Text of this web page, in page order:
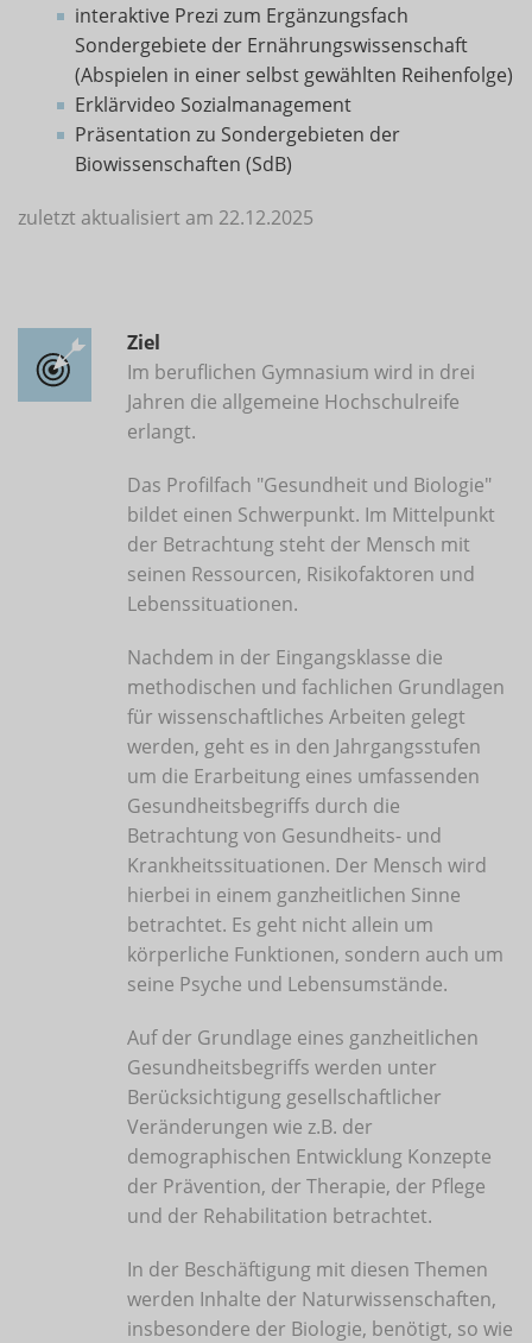
interaktive Prezi zum Ergänzungsfach
Sondergebiete der Ernährungswissenschaft
(Abspielen in einer selbst gewählten Reihenfolge)
Erklärvideo Sozialmanagement
Präsentation zu Sondergebieten der
Biowissenschaften (SdB)
zuletzt aktualisiert am 22.12.2025
Ziel
Im beruflichen Gymnasium wird in drei
Jahren die allgemeine Hochschulreife
erlangt.
Das Profilfach "Gesundheit und Biologie"
bildet einen Schwerpunkt. Im Mittelpunkt
der Betrachtung steht der Mensch mit
seinen Ressourcen, Risikofaktoren und
Lebenssituationen.
Nachdem in der Eingangsklasse die
methodischen und fachlichen Grundlagen
für wissenschaftliches Arbeiten gelegt
werden, geht es in den Jahrgangsstufen
um die Erarbeitung eines umfassenden
Gesundheitsbegriffs durch die
Betrachtung von Gesundheits- und
Krankheitssituationen. Der Mensch wird
hierbei in einem ganzheitlichen Sinne
betrachtet. Es geht nicht allein um
körperliche Funktionen, sondern auch um
seine Psyche und Lebensumstände.
Auf der Grundlage eines ganzheitlichen
Gesundheitsbegriffs werden unter
Berücksichtigung gesellschaftlicher
Veränderungen wie z.B. der
demographischen Entwicklung Konzepte
der Prävention, der Therapie, der Pflege
und der Rehabilitation betrachtet.
In der Beschäftigung mit diesen Themen
werden Inhalte der Naturwissenschaften,
insbesondere der Biologie, benötigt, so wie